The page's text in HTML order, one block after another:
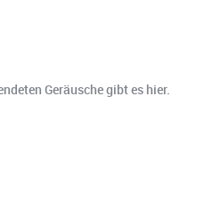
Geräusche gibt es hier.